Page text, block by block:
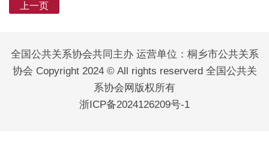
上一页
全国公共关系协会共同主办 运营单位：桐乡市公共关系
协会 Copyright 2024 © All rights reserverd 全国公共关
系协会网版权所有
浙ICP备2024126209号-1